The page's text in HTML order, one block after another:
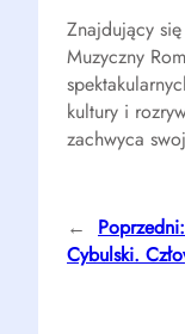
Znajdujący
Muzyczny
kultury i
zachwyca
← Poprzedni:
Cybulski.